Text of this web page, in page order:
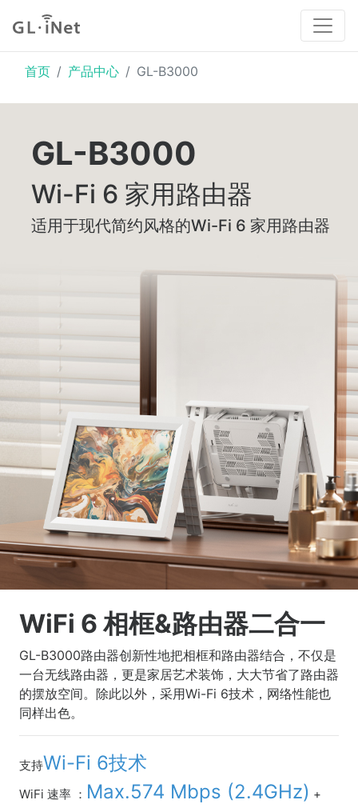
首页 产品中心 GL-B3000
GL-B3000
Wi-Fi 6 家用路由器
适用于现代简约风格的Wi-Fi 6 家用路由器
WiFi 6 相框&路由器二合一
GL-B3000路由器创新性地把相框和路由器结合，不仅是
一台无线路由器，更是家居艺术装饰，大大节省了路由器
的摆放空间。除此以外，采用Wi-Fi 6技术，网络性能也
同样出色。
支持Wi-Fi 6技术
WiFi 速率 ： Max.574 Mbps (2.4GHz) +